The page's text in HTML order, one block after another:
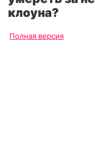
клоуна?
Полная версия